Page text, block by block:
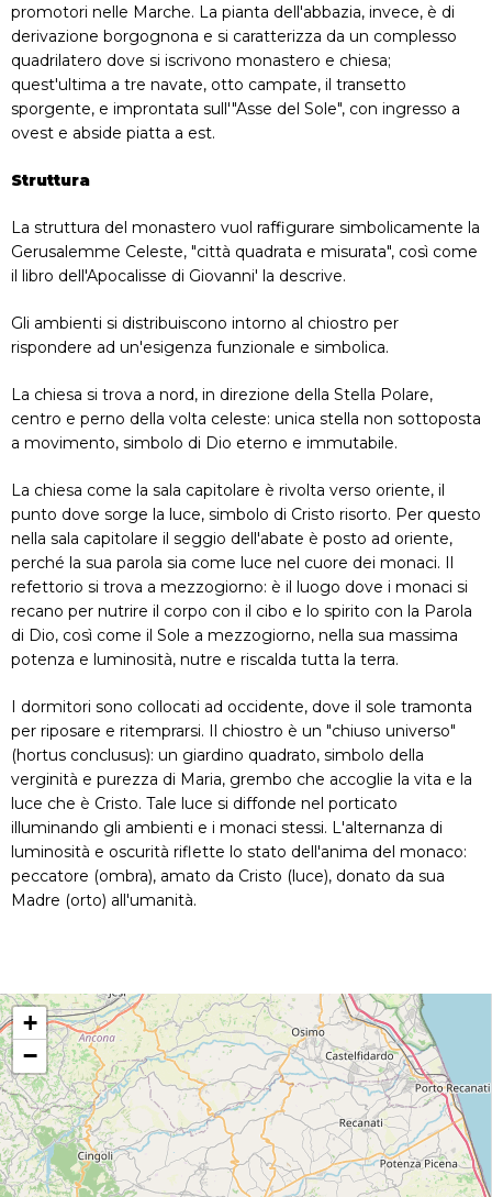
promotori nelle Marche. La pianta dell'abbazia, invece, è di
derivazione borgognona e si caratterizza da un complesso
quadrilatero dove si iscrivono monastero e chiesa;
quest'ultima a tre navate, otto campate, il transetto
sporgente, e improntata sull'"Asse del Sole", con ingresso a
ovest e abside piatta a est.
Struttura
La struttura del monastero vuol raffigurare simbolicamente la
Gerusalemme Celeste, "città quadrata e misurata", così come
il libro dell'Apocalisse di Giovanni' la descrive.
Gli ambienti si distribuiscono intorno al chiostro per
rispondere ad un'esigenza funzionale e simbolica.
La chiesa si trova a nord, in direzione della Stella Polare,
centro e perno della volta celeste: unica stella non sottoposta
a movimento, simbolo di Dio eterno e immutabile.
La chiesa come la sala capitolare è rivolta verso oriente, il
punto dove sorge la luce, simbolo di Cristo risorto. Per questo
nella sala capitolare il seggio dell'abate è posto ad oriente,
perché la sua parola sia come luce nel cuore dei monaci. Il
refettorio si trova a mezzogiorno: è il luogo dove i monaci si
recano per nutrire il corpo con il cibo e lo spirito con la Parola
di Dio, così come il Sole a mezzogiorno, nella sua massima
potenza e luminosità, nutre e riscalda tutta la terra.
I dormitori sono collocati ad occidente, dove il sole tramonta
per riposare e ritemprarsi. Il chiostro è un "chiuso universo"
(hortus conclusus): un giardino quadrato, simbolo della
verginità e purezza di Maria, grembo che accoglie la vita e la
luce che è Cristo. Tale luce si diffonde nel porticato
illuminando gli ambienti e i monaci stessi. L'alternanza di
luminosità e oscurità riflette lo stato dell'anima del monaco:
peccatore (ombra), amato da Cristo (luce), donato da sua
Madre (orto) all'umanità.
+
−